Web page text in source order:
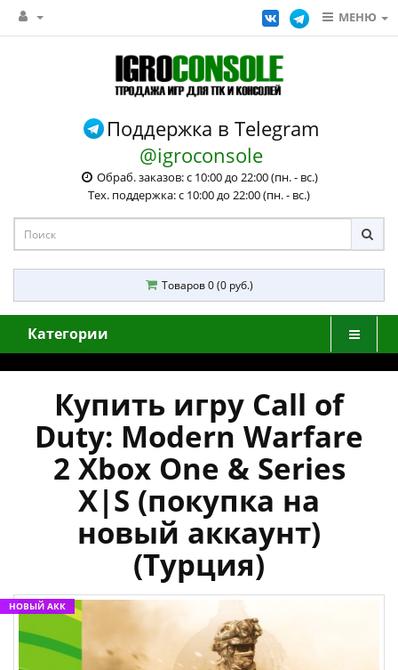
МЕНЮ
Поддержка в Telegram
@igroconsole
Обраб. заказов: с 10:00 до 22:00 (пн. - вс.)
Тех. поддержка: с 10:00 до 22:00 (пн. - вс.)
Товаров 0 (0 руб.)
Категории
Купить игру Call of
Duty: Modern Warfare
2 Xbox One & Series
X|S (покупка на
новый аккаунт)
(Турция)
НОВЫЙ АКК